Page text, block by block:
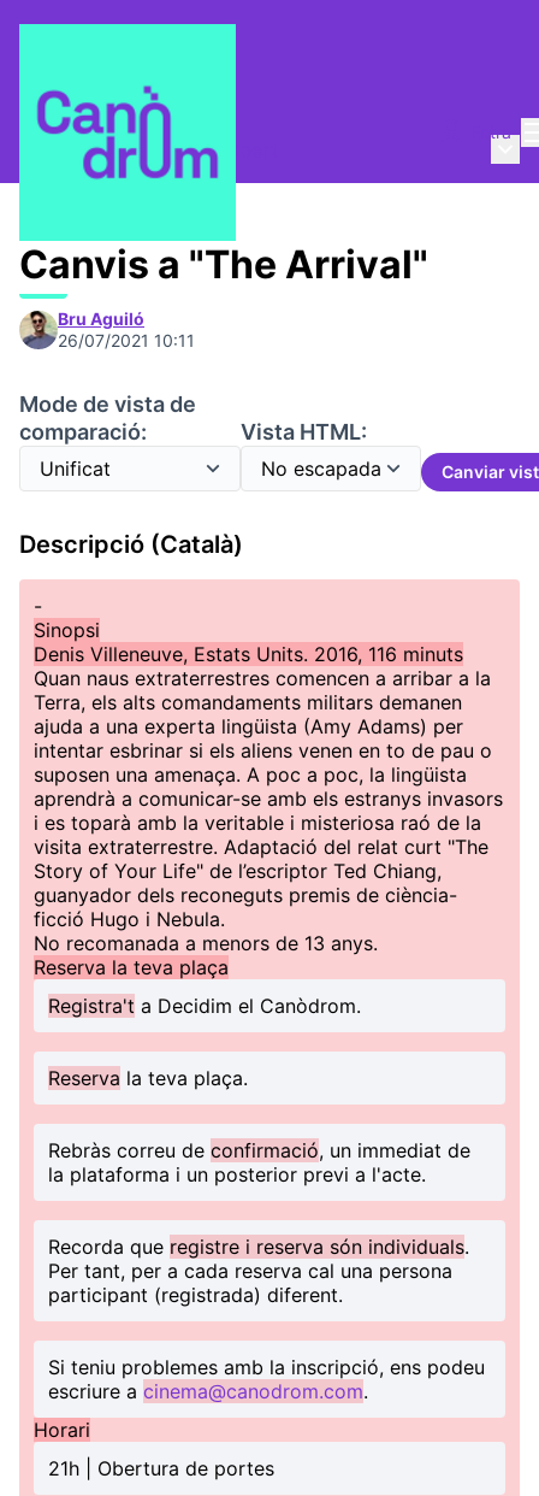
Entra
Qui som? Canòdrom Obert
Canvis a "The Arrival"
Bru Aguiló
26/07/2021 10:11
Mode de vista de
comparació:
Vista HTML:
Canviar
Descripció (Català)
-
Sinopsi
Denis Villeneuve, Estats Units. 2016, 116 minuts
Quan naus extraterrestres comencen a arribar a la
Terra, els alts comandaments militars demanen
ajuda a una experta lingüista (Amy Adams) per
intentar esbrinar si els aliens venen en to de pau o
suposen una amenaça. A poc a poc, la lingüista
aprendrà a comunicar-se amb els estranys invasors
i es toparà amb la veritable i misteriosa raó de la
visita extraterrestre. Adaptació del relat curt "The
Story of Your Life" de l’escriptor Ted Chiang,
guanyador dels reconeguts premis de ciència-
ficció Hugo i Nebula.
No recomanada a menors de 13 anys.
Reserva la teva plaça
Registra't a Decidim el Canòdrom.
Reserva la teva plaça.
Rebràs correu de confirmació, un immediat de
la plataforma i un posterior previ a l'acte.
Recorda que registre i reserva són individuals.
Per tant, per a cada reserva cal una persona
participant (registrada) diferent.
Si teniu problemes amb la inscripció, ens podeu
escriure a cinema@canodrom.com.
Horari
21h | Obertura de portes